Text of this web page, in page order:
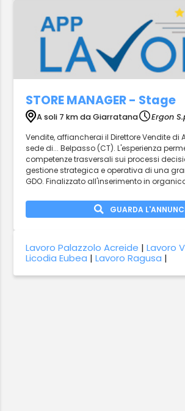
STORE MANAGER - Stage
A soli 7 km da Giarratana
Ergon
Vendite, affiancherai il Direttore Vendite di
sede di... Belpasso (CT). L'esperienza
competenze trasversali sui processi
gestione strategica e operativa di una
GDO. Finalizzato all'inserimento in
GUARDA
Lavoro Palazzolo Acreide |Lavoro
Licodia Eubea |Lavoro Ragusa |